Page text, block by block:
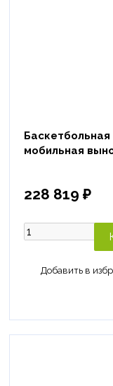
Баскетбольная
мобильная
228 819 ₽